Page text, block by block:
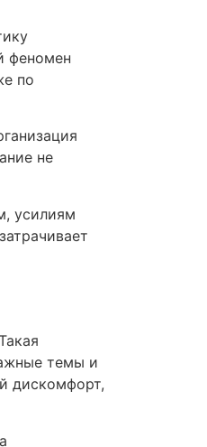
феномен
по
не
усилиям
темы и
дискомфорт,